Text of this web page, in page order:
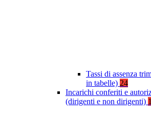
Tassi di assenza
in tabelle) 24
Incarichi conferiti e
(dirigenti e non dirigenti)